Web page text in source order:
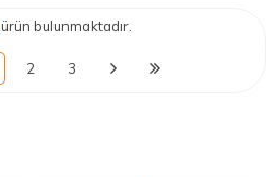
ürün bulunmaktadır.
2 3